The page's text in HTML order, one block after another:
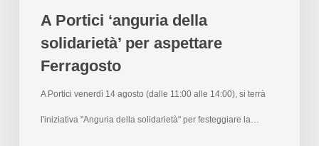
A Portici ‘anguria della
solidarietà’ per aspettare
Ferragosto
A Portici venerdì 14 agosto (dalle 11:00 alle 14:00), si terrà
l'iniziativa "Anguria della solidarietà" per festeggiare la…